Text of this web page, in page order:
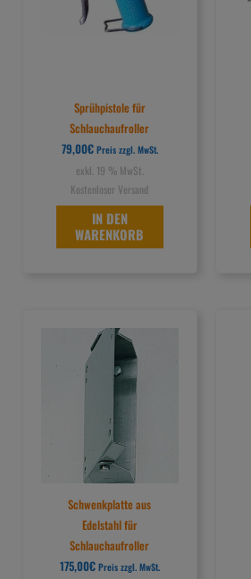
Sprühpistole für
Schlauchaufroller
79,00€ Preis zzgl. MwSt.
exkl. 19 % MwSt.
Kostenloser Versand
IN DEN
WARENKORB
Schwenkplatte aus
Edelstahl für
Schlauchaufroller
175,00€ Preis zzgl. MwSt.